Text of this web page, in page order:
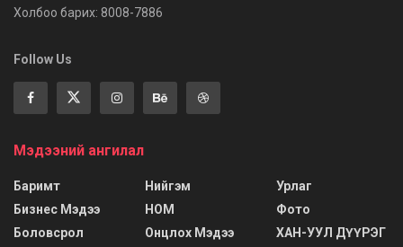
Холбоо барих: 8008-7886
Follow Us
Мэдээний ангилал
Баримт
Бизнес Мэдээ
Боловсрол
Нийгэм
НОМ
Онцлох Мэдээ
Урлаг
Фото
ХАН-УУЛ ДҮҮРЭГ